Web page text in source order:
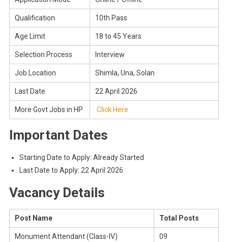
Qualification 10th Pass
Age Limit 18 to 45 Years
Selection Process Interview
Job Location Shimla, Una, Solan
Last Date 22 April 2026
More Govt Jobs in HP Click Here
Important Dates
Starting Date to Apply: Already Started
Last Date to Apply: 22 April 2026
Vacancy Details
Post Name Total Posts
Monument Attendant (Class-IV) 09